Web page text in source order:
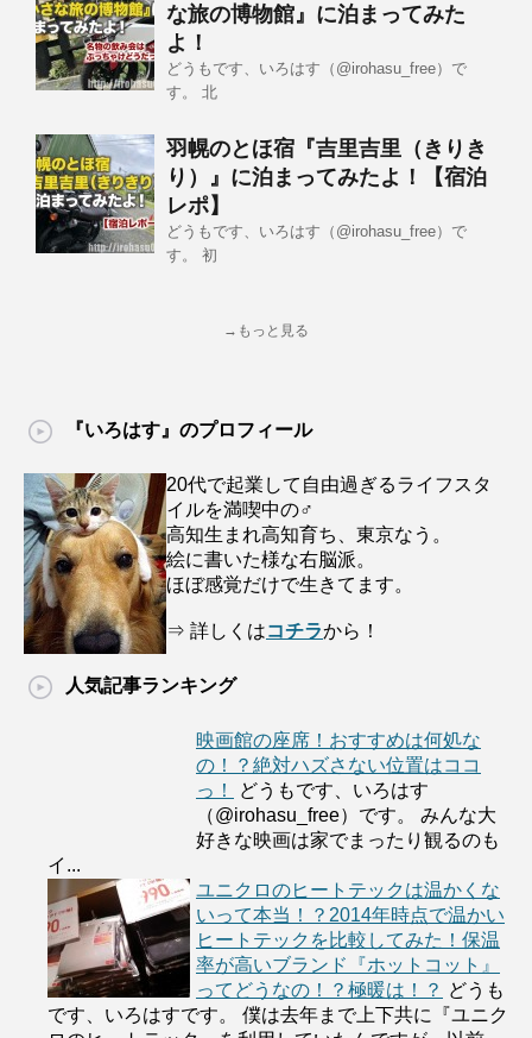
な旅の博物館』に泊まってみた
よ！
どうもです、いろはす（@irohasu_free）で
す。 北
羽幌のとほ宿『吉里吉里（きりき
り）』に泊まってみたよ！【宿泊
レポ】
どうもです、いろはす（@irohasu_free）で
す。 初
→もっと見る
『いろはす』のプロフィール
20代で起業して自由過ぎるライフスタ
イルを満喫中の♂
高知生まれ高知育ち、東京なう。
絵に書いた様な右脳派。
ほぼ感覚だけで生きてます。
⇒ 詳しくはコチラから！
人気記事ランキング
映画館の座席！おすすめは何処な
の！？絶対ハズさない位置はココ
っ！
どうもです、いろはす
（@irohasu_free）です。 みんな大
好きな映画は家でまったり観るのも
イ...
ユニクロのヒートテックは温かくな
いって本当！？2014年時点で温かい
ヒートテックを比較してみた！保温
率が高いブランド『ホットコット』
ってどうなの！？極暖は！？ どうも
です、いろはすです。 僕は去年まで上下共に『ユニク